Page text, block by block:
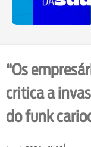
“Os
critica a
do funk